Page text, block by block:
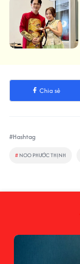
Chia sẻ
#Hashtag
# NOO PHƯỚC THỊNH